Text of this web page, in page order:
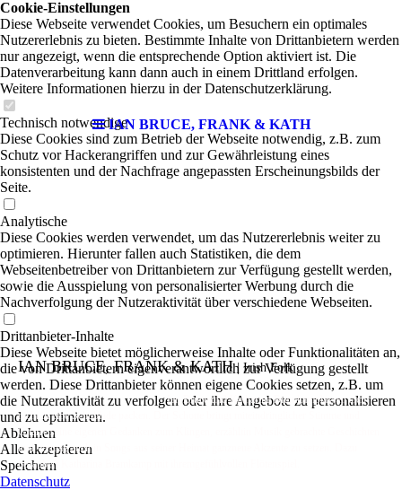
IAN BRUCE, FRANK & KATH
IAN BRUCE, FRANK & KATH | Irish Folk
Ian Bruce und Katharina Bramkamplassen sich
nicht in eine Schublade packen. Der Schotte bringt miteindringlicher Stimme und
Gitarre seine eigenen Gedanken zum Klingen, erzähltin Musik gebrachte Geschichten
und vermag auch in Songs aus seiner Heimat ganzneue Akzente zu setzen. Dazu
bezaubert Katharina Bramkamp mit ihremgefühlvollen Flötenspiel.
Cookie-Einstellungen
Diese Webseite verwendet Cookies, um Besuchern ein optimales
Nutzererlebnis zu bieten. Bestimmte Inhalte von Drittanbietern werden
nur angezeigt, wenn die entsprechende Option aktiviert ist. Die
Datenverarbeitung kann dann auch in einem Drittland erfolgen.
Weitere Informationen hierzu in der Datenschutzerklärung.
Technisch notwendige
Diese Cookies sind zum Betrieb der Webseite notwendig, z.B. zum
Schutz vor Hackerangriffen und zur Gewährleistung eines
konsistenten und der Nachfrage angepassten Erscheinungsbilds der
Seite.
Analytische
Diese Cookies werden verwendet, um das Nutzererlebnis weiter zu
optimieren. Hierunter fallen auch Statistiken, die dem
Webseitenbetreiber von Drittanbietern zur Verfügung gestellt werden,
sowie die Ausspielung von personalisierter Werbung durch die
Nachverfolgung der Nutzeraktivität über verschiedene Webseiten.
Drittanbieter-Inhalte
Diese Webseite bietet möglicherweise Inhalte oder Funktionalitäten an,
die von Drittanbietern eigenverantwortlich zur Verfügung gestellt
werden. Diese Drittanbieter können eigene Cookies setzen, z.B. um
die Nutzeraktivität zu verfolgen oder ihre Angebote zu personalisieren
und zu optimieren.
Ablehnen
Alle akzeptieren
Speichern
Datenschutz